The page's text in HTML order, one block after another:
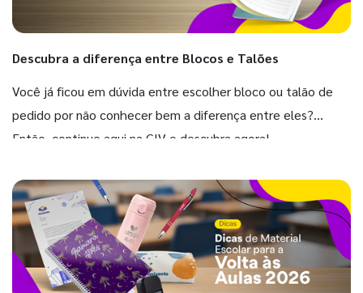
Descubra a diferença entre Blocos e Talões
Você já ficou em dúvida entre escolher bloco ou talão de
pedido por não conhecer bem a diferença entre eles?
Então, continue aqui na GIV e descubra agora!